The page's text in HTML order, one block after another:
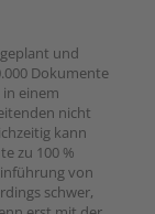
geplant und
Dokumente
einem
nicht
kann
zu 100 %
von
schwer,